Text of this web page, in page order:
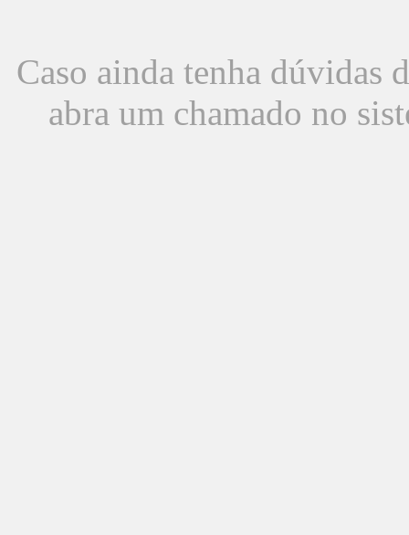
Caso ainda tenha dúvidas
abra um chamado no